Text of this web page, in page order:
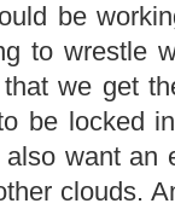
be
to wrestle
we get
be locked
want an
clouds.